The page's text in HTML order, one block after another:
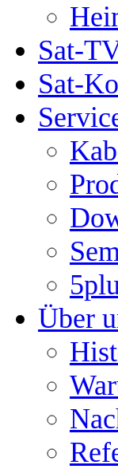
Sat-
Sat-
Über